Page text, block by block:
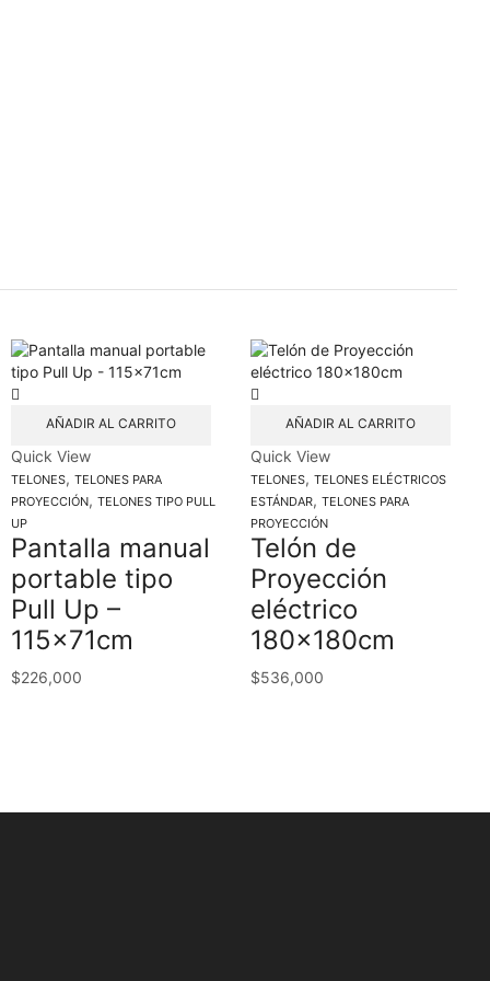
AÑADIR AL CARRITO
Quick View
TELONES, TELONES PARA
PROYECCIÓN, TELONES TIPO PULL
UP
Pantalla manual
portable tipo
Pull Up –
115x71cm
$226,000
AÑADIR AL CARRITO
Quick View
TELONES, TELONES ELÉCTRICOS
ESTÁNDAR, TELONES PARA
PROYECCIÓN
Telón de
Proyección
eléctrico
180x180cm
$536,000